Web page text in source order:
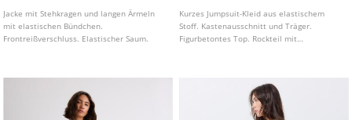
Jacke mit Stehkragen und langen Ärmeln
mit elastischen Bündchen.
Frontreißverschluss. Elastischer Saum.
Kurzes Jumpsuit-Kleid aus elastischem
Stoff. Kastenausschnitt und Träger.
Figurbetontes Top. Rockteil mit